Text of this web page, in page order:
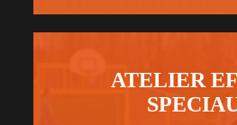
ATELIER